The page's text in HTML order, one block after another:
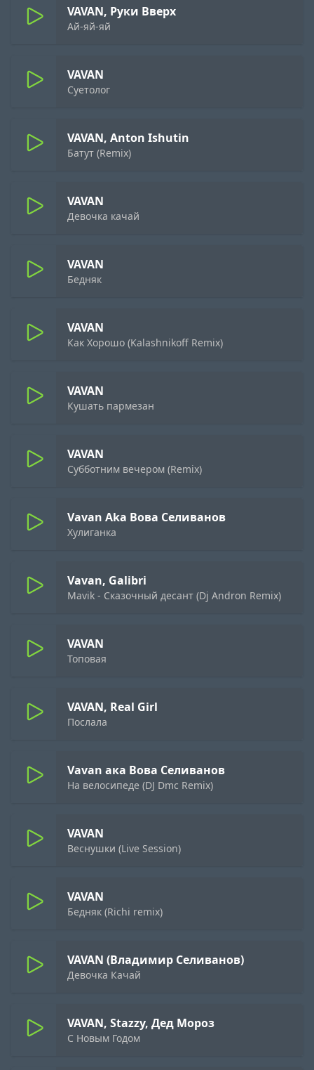
VAVAN, Руки Вверх
Ай-яй-яй
VAVAN
Суетолог
VAVAN, Anton Ishutin
Батут (Remix)
VAVAN
Девочка качай
VAVAN
Бедняк
VAVAN
Как Хорошо (Kalashnikoff Remix)
VAVAN
Кушать пармезан
VAVAN
Субботним вечером (Remix)
Vavan Aka Вова Селиванов
Хулиганка
Vavan, Galibri
Mavik - Сказочный десант (Dj Andron Remix)
VAVAN
Топовая
VAVAN, Real Girl
Послала
Vavan ака Вова Селиванов
На велосипеде (DJ Dmc Remix)
VAVAN
Веснушки (Live Session)
VAVAN
Бедняк (Richi remix)
VAVAN (Владимир Селиванов)
Девочка Качай
VAVAN, Stazzy, Дед Мороз
С Новым Годом